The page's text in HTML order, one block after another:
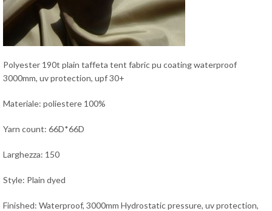
Polyester 190t plain taffeta tent fabric pu coating waterproof
3000mm, uv protection, upf 30+
Materiale: poliestere 100%
Yarn count: 66D*66D
Larghezza: 150
Style: Plain dyed
Finished: Waterproof, 3000mm Hydrostatic pressure, uv protection,